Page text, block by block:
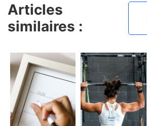
Articles
similaires :